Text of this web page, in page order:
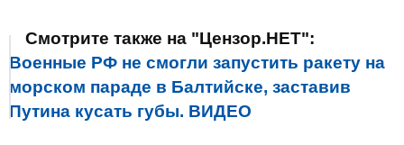
Смотрите также на "Цензор.НЕТ":
Военные РФ не смогли запустить ракету на
морском параде в Балтийске, заставив
Путина кусать губы. ВИДЕО